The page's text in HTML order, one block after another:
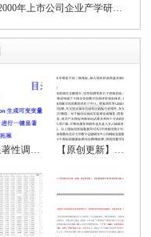
2025-2000年上市公司企业产学研绿色合作创新网络数据
stata显著性调节、显著性符号调节、回归显 【原创更新】2024-2000年地级市数字经济综